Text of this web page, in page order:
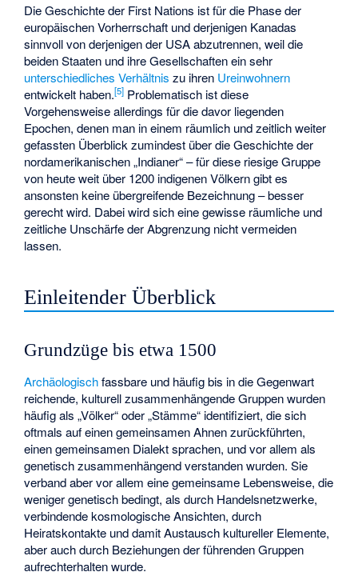
Die Geschichte der First Nations ist für die Phase der
europäischen Vorherrschaft und derjenigen Kanadas
sinnvoll von derjenigen der USA abzutrennen, weil die
beiden Staaten und ihre Gesellschaften ein sehr
unterschiedliches Verhältnis zu ihren Ureinwohnern
entwickelt haben.[5] Problematisch ist diese
Vorgehensweise allerdings für die davor liegenden
Epochen, denen man in einem räumlich und zeitlich weiter
gefassten Überblick zumindest über die Geschichte der
nordamerikanischen „Indianer“ – für diese riesige Gruppe
von heute weit über 1200 indigenen Völkern gibt es
ansonsten keine übergreifende Bezeichnung – besser
gerecht wird. Dabei wird sich eine gewisse räumliche und
zeitliche Unschärfe der Abgrenzung nicht vermeiden
lassen.
Einleitender Überblick
Grundzüge bis etwa 1500
Archäologischfassbare und häufig bis in die Gegenwart
reichende, kulturell zusammenhängende Gruppen wurden
häufig als „Völker“ oder „Stämme“ identifiziert, die sich
oftmals auf einen gemeinsamen Ahnen zurückführten,
einen gemeinsamen Dialekt sprachen, und vor allem als
genetisch zusammenhängend verstanden wurden. Sie
verband aber vor allem eine gemeinsame Lebensweise, die
weniger genetisch bedingt, als durch Handelsnetzwerke,
verbindende kosmologische Ansichten, durch
Heiratskontakte und damit Austausch kultureller Elemente,
aber auch durch Beziehungen der führenden Gruppen
aufrechterhalten wurde.